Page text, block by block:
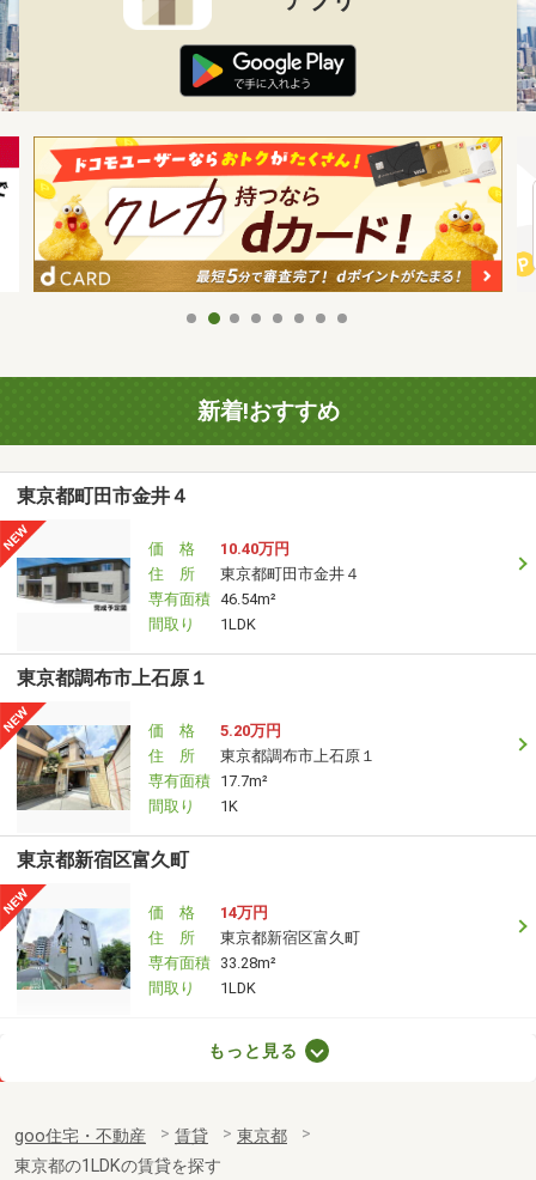
新着!おすすめ
東京都町田市金井４
価 格
10.40万円
住 所
東京都町田市金井４
専有面積 46.54m²
間取り
1LDK
東京都調布市上石原１
価 格
5.20万円
住 所
東京都調布市上石原１
専有面積 17.7m²
間取り
1K
東京都新宿区富久町
価 格
14万円
住 所
東京都新宿区富久町
専有面積 33.28m²
間取り
1LDK
東京都新宿区四谷三栄町
専有面積
30.16m²
間取り
もっと見る
goo住宅・不動産 賃貸
東京都
東京都の1LDKの賃貸を探す